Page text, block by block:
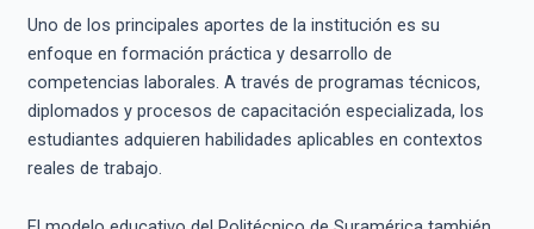
Uno de los principales aportes de la institución es su
enfoque en formación práctica y desarrollo de
competencias laborales. A través de programas técnicos,
diplomados y procesos de capacitación especializada, los
estudiantes adquieren habilidades aplicables en contextos
reales de trabajo.